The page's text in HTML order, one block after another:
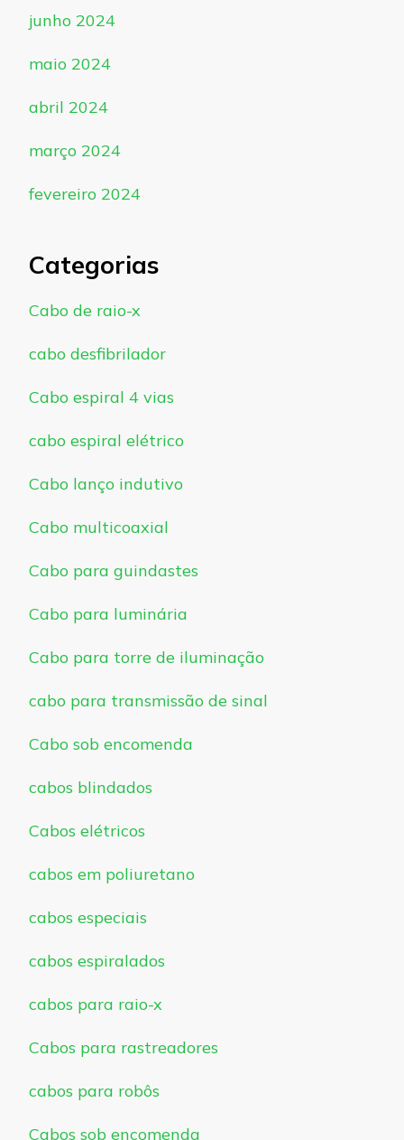
junho 2024
maio 2024
abril 2024
março 2024
fevereiro 2024
Categorias
Cabo de raio-x
cabo desfibrilador
Cabo espiral 4 vias
cabo espiral elétrico
Cabo lanço indutivo
Cabo multicoaxial
Cabo para guindastes
Cabo para luminária
Cabo para torre de iluminação
cabo para transmissão de sinal
Cabo sob encomenda
cabos blindados
Cabos elétricos
cabos em poliuretano
cabos especiais
cabos espiralados
cabos para raio-x
Cabos para rastreadores
cabos para robôs
Cabos sob encomenda